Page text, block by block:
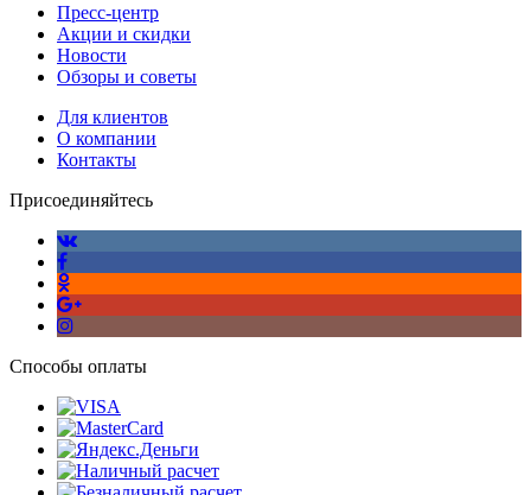
Пресс-центр
Акции и скидки
Новости
Обзоры и советы
Для клиентов
О компании
Контакты
Присоединяйтесь
Способы оплаты